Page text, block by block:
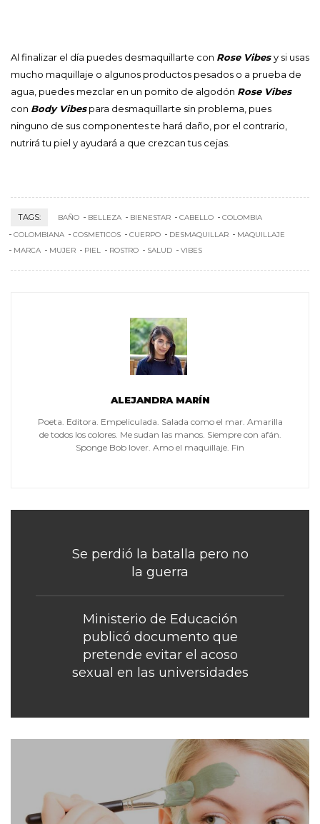
Al finalizar el día puedes desmaquillarte con Rose Vibesy si usas
mucho maquillaje o algunos productos pesados o a prueba de
agua, puedes mezclar en un pomito de algodón Rose Vibes
con Body Vibespara desmaquillarte sin problema, pues
ninguno de sus componentes te hará daño, por el contrario,
nutrirá tu piel y ayudará a que crezcan tus cejas.
TAGS: BAÑO BELLEZA BIENESTAR CABELLO
COLOMBIA
COLOMBIANA
COSMETICOS CUERPO DESMAQUILLAR
MAQUILLAJE
MARCA
MUJER PIEL ROSTRO SALUD VIBES
ALEJANDRA MARÍN
Poeta. Editora. Empeliculada. Salada como el mar. Amarilla
de todos los colores. Me sudan las manos. Siempre con afán.
Sponge Bob lover. Amo el maquillaje. Fin
Se perdió la batalla pero no
la guerra
Ministerio de Educación
publicó documento que
pretende evitar el acoso
sexual en las universidades